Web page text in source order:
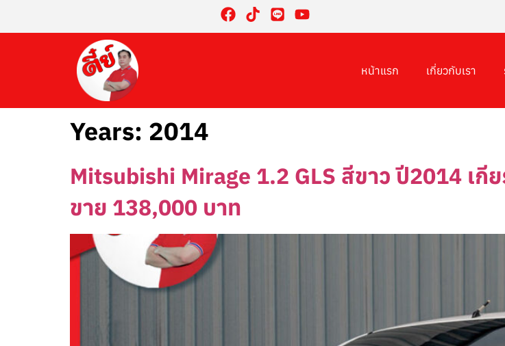
หน้าแรก เกี่ยวกับเรา
Years: 2014
Mitsubishi Mirage 1.2 GLS สีขาว ปี2014 เ
ขาย 138,000 บาท